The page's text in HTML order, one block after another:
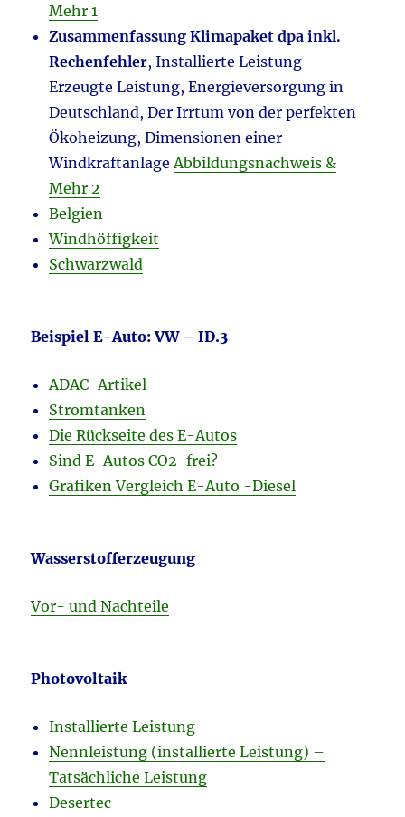
Mehr 1
Zusammenfassung Klimapaket dpa inkl.
Rechenfehler, Installierte Leistung-
Erzeugte Leistung, Energieversorgung in
Deutschland, Der Irrtum von der perfekten
Ökoheizung, Dimensionen einer
Windkraftanlage Abbildungsnachweis &
Mehr 2
Belgien
Windhöffigkeit
Schwarzwald
Beispiel E-Auto: VW – ID.3
ADAC-Artikel
Stromtanken
Die Rückseite des E-Autos
Sind E-Autos CO2-frei?
Grafiken Vergleich E-Auto -Diesel
Wasserstofferzeugung
Vor- und Nachteile
Photovoltaik
Installierte Leistung
Nennleistung (installierte Leistung) –
Tatsächliche Leistung
Desertec